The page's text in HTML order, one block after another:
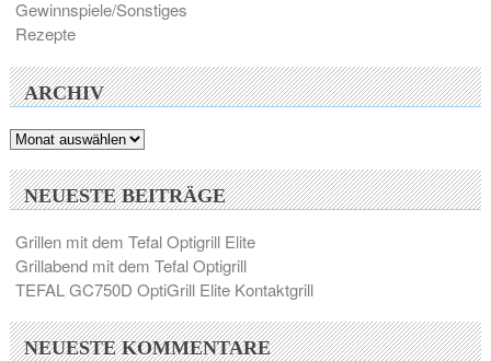
Gewinnspiele/Sonstiges
Rezepte
ARCHIV
Archiv
NEUESTE BEITRÄGE
Grillen mit dem Tefal Optigrill Elite
Grillabend mit dem Tefal Optigrill
TEFAL GC750D OptiGrill Elite Kontaktgrill
NEUESTE KOMMENTARE